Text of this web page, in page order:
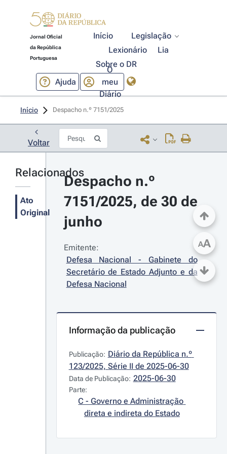
Jornal Oficial
da República
Portuguesa
Início
Legislação
Lexionário
Lia
Sobre o DR
Ajuda
O
meu
Diário
Início Despacho n.º 7151/2025
Voltar
Relacionados
Ato
Original
Despacho n.º
7151/2025, de 30 de
junho
Emitente:
Defesa Nacional - Gabinete do
Secretário de Estado Adjunto e da
Defesa Nacional
Informação da publicação
Publicação: Diário da República n.º
123/2025, Série II de 2025-06-30
Data de Publicação: 2025-06-30
Parte:
C - Governo e Administração
direta e indireta do Estado
AA